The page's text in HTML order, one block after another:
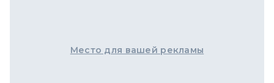
Место для вашей рекламы